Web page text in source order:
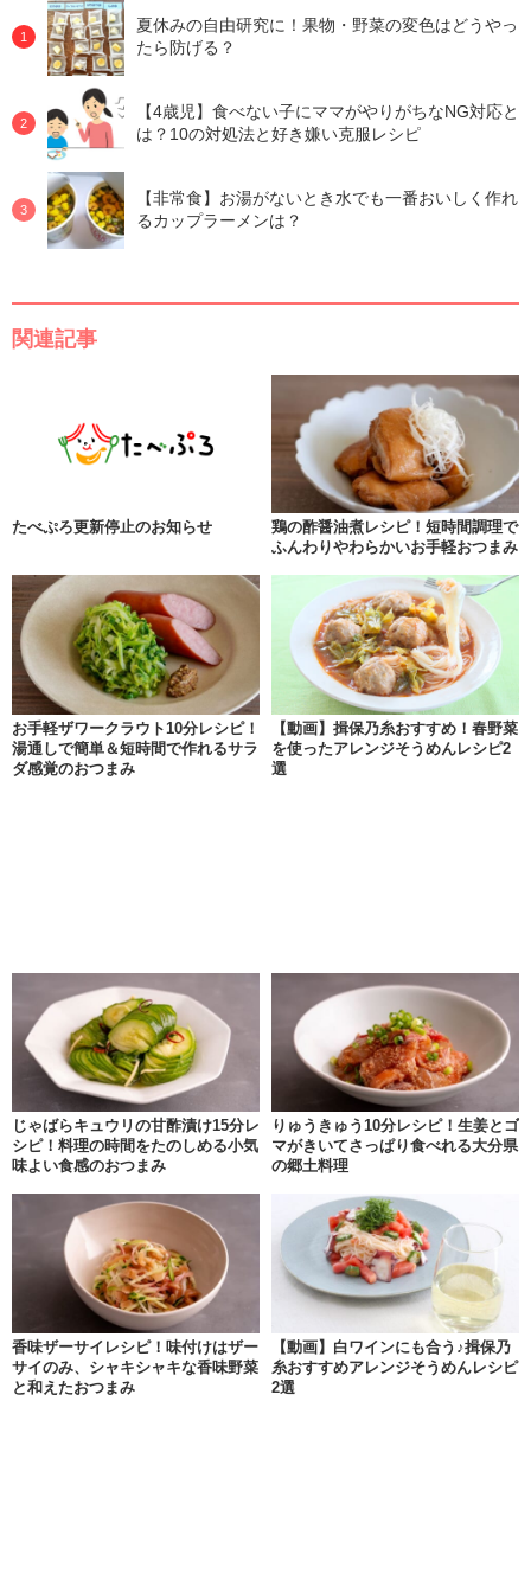
夏休みの自由研究に！果物・野菜の変色はどうやっ
たら防げる？
【4歳児】食べない子にママがやりがちなNG対応と
は？10の対処法と好き嫌い克服レシピ
【非常食】お湯がないとき水でも一番おいしく作れ
るカップラーメンは？
関連記事
たべぷろ更新停止のお知らせ
鶏の酢醤油煮レシピ！短時間調理で
ふんわりやわらかいお手軽おつまみ
お手軽ザワークラウト10分レシピ！
湯通しで簡単＆短時間で作れるサラ
ダ感覚のおつまみ
【動画】揖保乃糸おすすめ！春野菜
を使ったアレンジそうめんレシピ2
選
じゃばらキュウリの甘酢漬け15分レ
シピ！料理の時間をたのしめる小気
味よい食感のおつまみ
りゅうきゅう10分レシピ！生姜とゴ
マがきいてさっぱり食べれる大分県
の郷土料理
香味ザーサイレシピ！味付けはザー
サイのみ、シャキシャキな香味野菜
と和えたおつまみ
【動画】白ワインにも合う♪揖保乃
糸おすすめアレンジそうめんレシピ
2選